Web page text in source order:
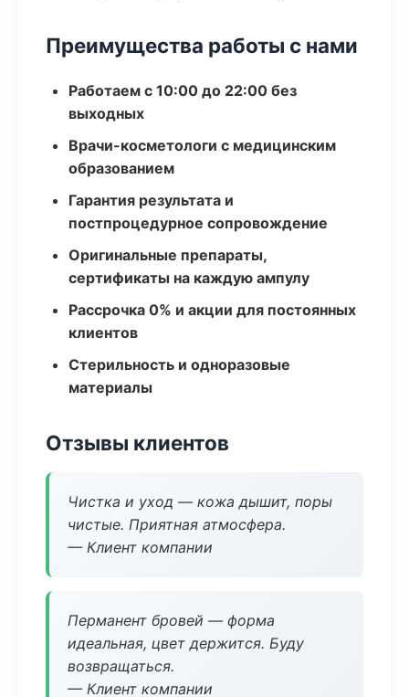
Преимущества работы с нами
Работаем с 10:00 до 22:00 без
выходных
Врачи-косметологи с медицинским
образованием
Гарантия результата и
постпроцедурное сопровождение
Оригинальные препараты,
сертификаты на каждую ампулу
Рассрочка 0% и акции для постоянных
клиентов
Стерильность и одноразовые
материалы
Отзывы клиентов
Чистка и уход — кожа дышит, поры
чистые. Приятная атмосфера.
— Клиент компании
Перманент бровей — форма
идеальная, цвет держится. Буду
возвращаться.
— Клиент компании